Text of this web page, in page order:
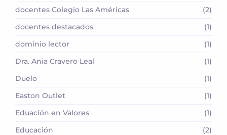
docentes Colegio Las Américas
(2)
docentes destacados
(1)
dominio lector
(1)
Dra. Ania Cravero Leal
(1)
Duelo
(1)
Easton Outlet
(1)
Eduación en Valores
(1)
Educación
(2)